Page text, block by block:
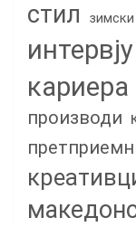
стил
интервју
кариера
производи